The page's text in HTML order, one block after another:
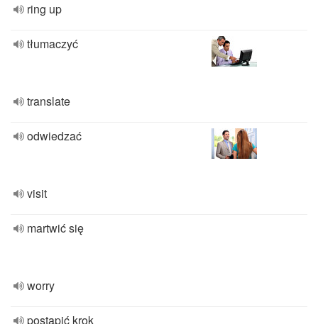
ring up
tłumaczyć
translate
odwiedzać
visit
martwić się
worry
postąpić krok